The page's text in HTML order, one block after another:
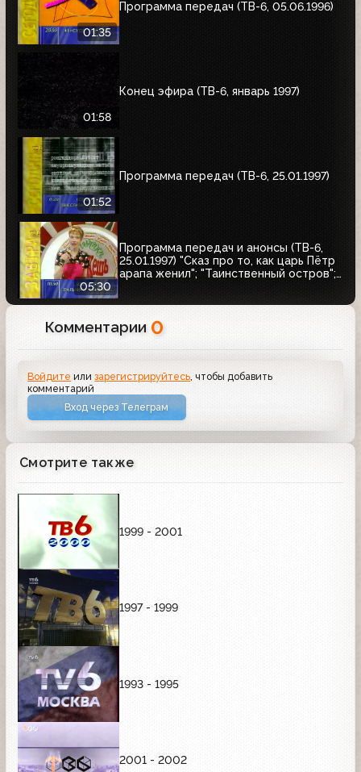
01:35
Программа передач (ТВ-6, 05.06.1996)
01:58
Конец эфира (ТВ-6, январь 1997)
01:52
Программа передач (ТВ-6, 25.01.1997)
05:30
Программа передач и анонсы (ТВ-6,
25.01.1997) "Сказ про то, как царь Пётр
арапа женил"; "Таинственный остров";
Комментарии 0
Войдите илизарегистрируйтесь, чтобы добавить
комментарий
Вход через Телеграм
Смотрите также
1999 - 2001
1997 - 1999
1993 - 1995
2001 - 2002